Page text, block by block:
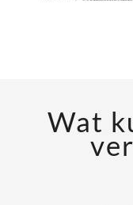
Wat